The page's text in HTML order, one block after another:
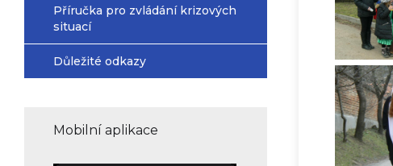
Příručka pro zvládání krizových
situací
Důležité odkazy
Mobilní aplikace